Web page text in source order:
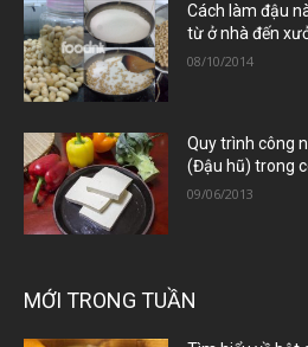
Cách làm đậu
từ ở nhà đến
08/10/2014
Quy trình công
(Đậu hũ) trong
09/06/2013
MỚI TRONG TUẦN